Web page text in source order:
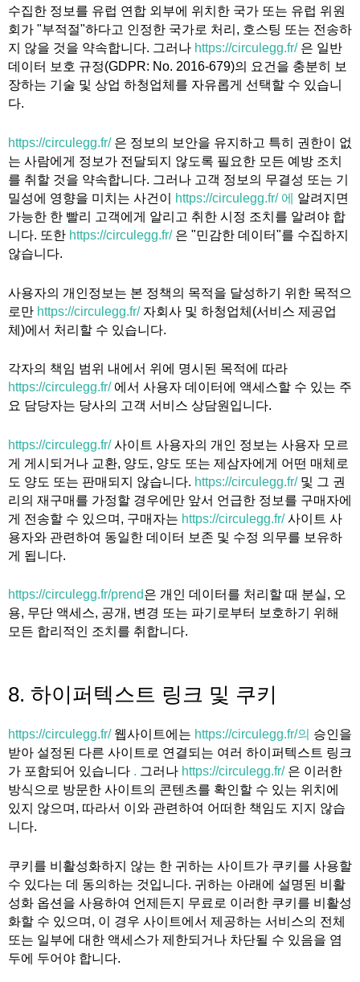
수집한 정보를 유럽 연합 외부에 위치한 국가 또는 유럽 위원
회가 "부적절"하다고 인정한 국가로 처리, 호스팅 또는 전송하
지 않을 것을 약속합니다. 그러나 https://circulegg.fr/은 일반
데이터 보호 규정(GDPR: No. 2016-679)의 요건을 충분히 보
장하는 기술 및 상업 하청업체를 자유롭게 선택할 수 있습니
다.
https://circulegg.fr/은 정보의 보안을 유지하고 특히 권한이 없
는 사람에게 정보가 전달되지 않도록 필요한 모든 예방 조치
를 취할 것을 약속합니다. 그러나 고객 정보의 무결성 또는 기
밀성에 영향을 미치는 사건이
https://circulegg.fr/ 에 알려지면
가능한 한 빨리 고객에게 알리고 취한 시정 조치를 알려야 합
니다. 또한 https://circulegg.fr/은 "민감한 데이터"를 수집하지
않습니다.
사용자의 개인정보는 본 정책의 목적을 달성하기 위한 목적으
로만 https://circulegg.fr/자회사 및 하청업체(서비스 제공업
체)에서 처리할 수 있습니다.
각자의 책임 범위 내에서 위에 명시된 목적에 따라
https://circulegg.fr/에서 사용자 데이터에 액세스할 수 있는 주
요 담당자는 당사의 고객 서비스 상담원입니다.
https://circulegg.fr/사이트 사용자의 개인 정보는 사용자 모르
게 게시되거나 교환, 양도, 양도 또는 제삼자에게 어떤 매체로
도 양도 또는 판매되지 않습니다. https://circulegg.fr/및 그 권
리의 재구매를 가정할 경우에만 앞서 언급한 정보를 구매자에
게 전송할 수 있으며, 구매자는 https://circulegg.fr/사이트 사
용자와 관련하여 동일한 데이터 보존 및 수정 의무를 보유하
게 됩니다.
https://circulegg.fr/prend은 개인 데이터를 처리할 때 분실, 오
용, 무단 액세스, 공개, 변경 또는 파기로부터 보호하기 위해
모든 합리적인 조치를 취합니다.
8. 하이퍼텍스트 링크 및 쿠키
https://circulegg.fr/웹사이트에는 https://circulegg.fr/의 승인을
받아 설정된 다른 사이트로 연결되는 여러 하이퍼텍스트 링크
가 포함되어 있습니다 . 그러나 https://circulegg.fr/은 이러한
방식으로 방문한 사이트의 콘텐츠를 확인할 수 있는 위치에
있지 않으며, 따라서 이와 관련하여 어떠한 책임도 지지 않습
니다.
쿠키를 비활성화하지 않는 한 귀하는 사이트가 쿠키를 사용할
수 있다는 데 동의하는 것입니다. 귀하는 아래에 설명된 비활
성화 옵션을 사용하여 언제든지 무료로 이러한 쿠키를 비활성
화할 수 있으며, 이 경우 사이트에서 제공하는 서비스의 전체
또는 일부에 대한 액세스가 제한되거나 차단될 수 있음을 염
두에 두어야 합니다.